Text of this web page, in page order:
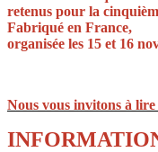
retenus pour la
Fabriqué en France,
organisée les 15 et 16
Nous vous invitons à